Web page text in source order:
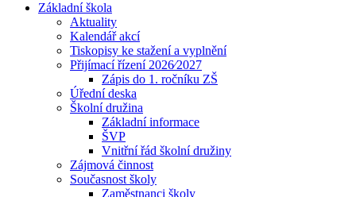
Základní škola
Aktuality
Kalendář akcí
Tiskopisy ke stažení a vyplnění
Přijímací řízení 2026⁄2027
Zápis do 1. ročníku ZŠ
Úřední deska
Školní družina
Základní informace
ŠVP
Vnitřní řád školní družiny
Zájmová činnost
Současnost školy
Zaměstnanci školy